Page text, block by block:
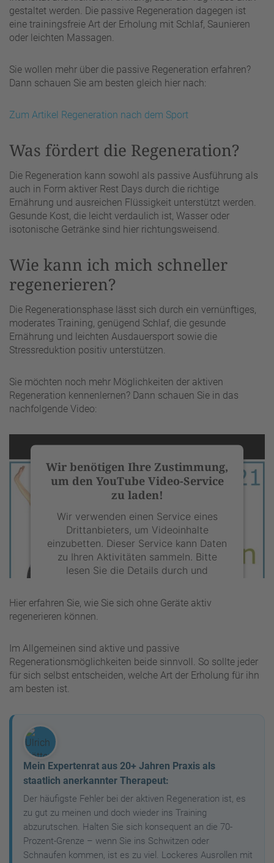
gestaltet werden. Die passive Regeneration dagegen ist
eine trainingsfreie Art der Erholung mit Schlaf, Saunieren
oder leichten Massagen.
Sie wollen mehr über die passive Regeneration erfahren?
Dann schauen Sie am besten gleich hier nach:
Zum Artikel Regeneration nach dem Sport
Was fördert die Regeneration?
Die Regeneration kann sowohl als passive Ausführung als
auch in Form aktiver Rest Days durch die richtige
Ernährung und ausreichen Flüssigkeit unterstützt werden.
Gesunde Kost, die leicht verdaulich ist, Wasser oder
isotonische Getränke sind hier richtungsweisend.
Wie kann ich mich schneller
regenerieren?
Die Regenerationsphase lässt sich durch ein vernünftiges,
moderates Training, genügend Schlaf, die gesunde
Ernährung und leichten Ausdauersport sowie die
Stressreduktion positiv unterstützen.
Sie möchten noch mehr Möglichkeiten der aktiven
Regeneration kennenlernen? Dann schauen Sie in das
nachfolgende Video:
Wir benötigen Ihre Zustimmung,
um den YouTube Video-Service
zu laden!
Wir verwenden einen Service eines
Drittanbieters, um Videoinhalte
einzubetten. Dieser Service kann Daten
zu Ihren Aktivitäten sammeln. Bitte
lesen Sie die Details durch und
zu, um dieses Video anzusehen.
Akzeptieren
powered by
Hier erfahren Sie, wie Sie sich ohne Geräte aktiv
regenerieren können.
Im Allgemeinen sind aktive und passive
Regenerationsmöglichkeiten beide sinnvoll. So sollte jeder
für sich selbst entscheiden, welche Art der Erholung für ihn
am besten ist.
Mein Expertenrat aus 20+ Jahren Praxis als
staatlich anerkannter Therapeut:
Der häufigste Fehler bei der aktiven Regeneration ist, es
zu gut zu meinen und doch wieder ins Training
abzurutschen. Halten Sie sich konsequent an die 70-
Prozent-Grenze – wenn Sie ins Schwitzen oder
Schnaufen kommen, ist es zu viel. Lockeres Ausrollen mit